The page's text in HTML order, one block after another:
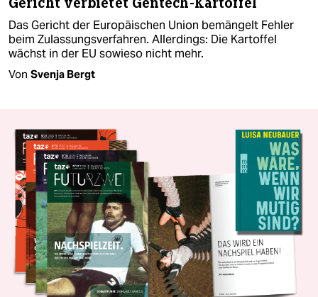
Das Gericht der Europäischen Union bemängelt Fehler
beim Zulassungsverfahren. Allerdings: Die Kartoffel
wächst in der EU sowieso nicht mehr.
Von Svenja Bergt